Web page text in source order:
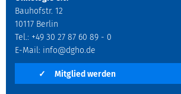
Bauhofstr. 12
10117 Berlin
Tel.: +49 30 27 87 60 89 - 0
E-Mail: info@dgho.de
✓ Mitglied werden